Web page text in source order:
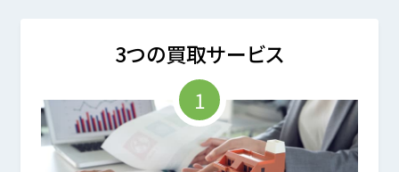
3つの買取サービス
1